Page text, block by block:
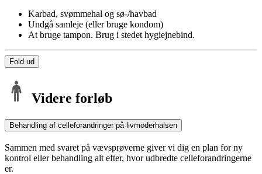
Karbad, svømmehal og sø-/havbad
Undgå samleje (eller bruge kondom)
At bruge tampon. Brug i stedet hygiejnebind.
Fold ud
Videre forløb
Behandling af celleforandringer på livmoderhalsen
Sammen med svaret på vævsprøverne giver vi dig en plan for ny
kontrol eller behandling alt efter, hvor udbredte celleforandringerne
er.